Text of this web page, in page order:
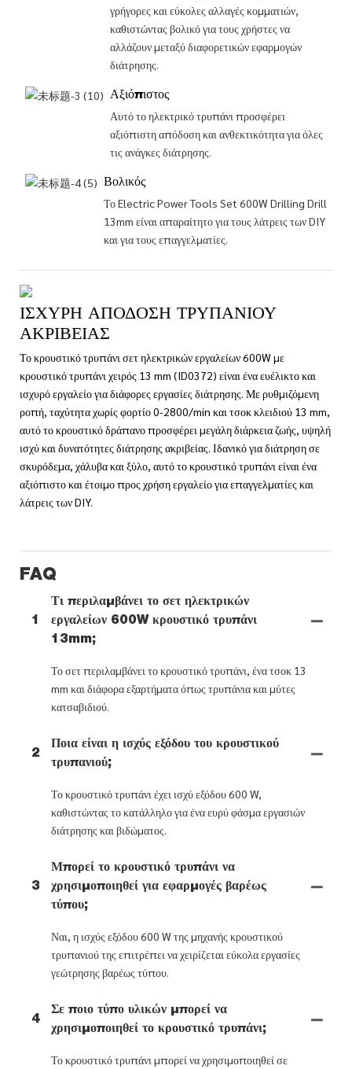
γρήγορες και εύκολες αλλαγές κομματιών,
καθιστώντας βολικό για τους χρήστες να
αλλάζουν μεταξύ διαφορετικών εφαρμογών
διάτρησης.
Αξιόπιστος
Αυτό το ηλεκτρικό τρυπάνι προσφέρει
αξιόπιστη απόδοση και ανθεκτικότητα για όλες
τις ανάγκες διάτρησης.
Βολικός
Το Electric Power Tools Set 600W Drilling Drill
13mm είναι απαραίτητο για τους λάτρεις των DIY
και για τους επαγγελματίες.
ΙΣΧΥΡΉ ΑΠΌΔΟΣΗ ΤΡΥΠΑΝΙΟΎ
ΑΚΡΙΒΕΊΑΣ
Το κρουστικό τρυπάνι σετ ηλεκτρικών εργαλείων 600W με
κρουστικό τρυπάνι χειρός 13 mm (ID0372) είναι ένα ευέλικτο και
ισχυρό εργαλείο για διάφορες εργασίες διάτρησης. Με ρυθμιζόμενη
ροπή, ταχύτητα χωρίς φορτίο 0-2800/min και τσοκ κλειδιού 13 mm,
αυτό το κρουστικό δράπανο προσφέρει μεγάλη διάρκεια ζωής, υψηλή
ισχύ και δυνατότητες διάτρησης ακριβείας. Ιδανικό για διάτρηση σε
σκυρόδεμα, χάλυβα και ξύλο, αυτό το κρουστικό τρυπάνι είναι ένα
αξιόπιστο και έτοιμο προς χρήση εργαλείο για επαγγελματίες και
λάτρεις των DIY.
FAQ
1
Τι περιλαμβάνει το σετ ηλεκτρικών
εργαλείων 600W κρουστικό τρυπάνι
13mm;
Το σετ περιλαμβάνει το κρουστικό τρυπάνι, ένα τσοκ 13
mm και διάφορα εξαρτήματα όπως τρυπάνια και μύτες
κατσαβιδιού.
2
Ποια είναι η ισχύς εξόδου του κρουστικού
τρυπανιού;
Το κρουστικό τρυπάνι έχει ισχύ εξόδου 600 W,
καθιστώντας το κατάλληλο για ένα ευρύ φάσμα εργασιών
διάτρησης και βιδώματος.
3
Μπορεί το κρουστικό τρυπάνι να
χρησιμοποιηθεί για εφαρμογές βαρέως
τύπου;
Ναι, η ισχύς εξόδου 600 W της μηχανής κρουστικού
τρυπανιού της επιτρέπει να χειρίζεται εύκολα εργασίες
γεώτρησης βαρέως τύπου.
4
Σε ποιο τύπο υλικών μπορεί να
χρησιμοποιηθεί το κρουστικό τρυπάνι;
Το κρουστικό τρυπάνι μπορεί να χρησιμοποιηθεί σε